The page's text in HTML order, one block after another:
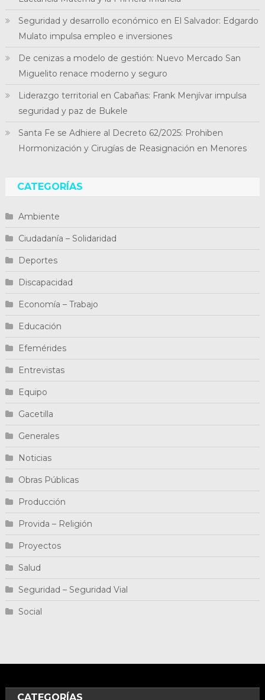
Seguridad y desarrollo económico en El Salvador: Edgardo
Mulato impulsa empleo e inversiones
De cenizas a modelo de gestión: Nuevo Mercado San
Miguelito renace moderno y seguro
Liderazgo territorial en Cabañas: Frank Menjívar impulsa
seguridad y paz de Bukele
Santa Fe se Adhiere al Decreto 62/2025: Prohiben
Hormonización y Cirugías de Reasignación en Menores
CATEGORÍAS
Ambiente
Ciudadanía – Solidaridad
Deportes
Discapacidad
Economía – Trabajo
Educación
Efemérides
Entrevistas
Equipo
Gacetilla
Generales
Noticias
Obras Públicas
Producción
Provida – Religión
Proyectos
Salud
Seguridad – Seguridad Vial
Social
CATEGORÍAS